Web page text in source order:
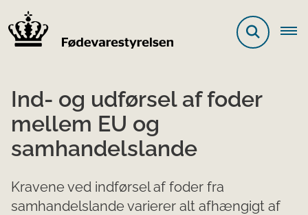
Ind- og udførsel af foder
mellem EU og
samhandelslande
Kravene ved indførsel af foder fra
samhandelslande varierer alt afhængigt af